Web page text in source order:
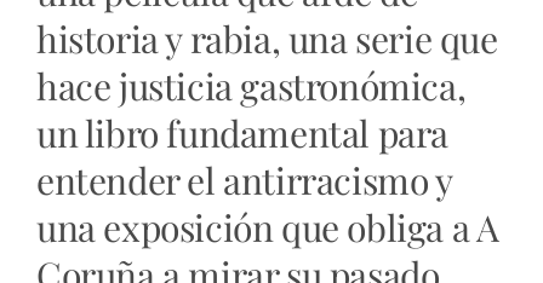
historia y rabia, una serie que
hace justicia gastronómica,
un libro fundamental para
entender el antirracismo y
una exposición que obliga a A